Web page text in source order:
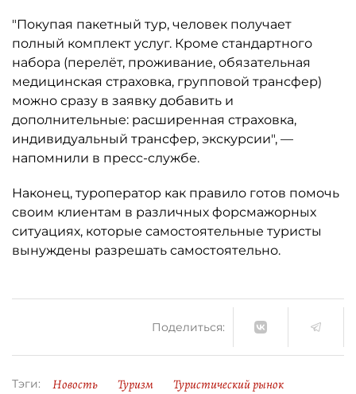
"Покупая пакетный тур, человек получает
полный комплект услуг. Кроме стандартного
набора (перелёт, проживание, обязательная
медицинская страховка, групповой трансфер)
можно сразу в заявку добавить и
дополнительные: расширенная страховка,
индивидуальный трансфер, экскурсии", —
напомнили в пресс-службе.
Наконец, туроператор как правило готов помочь
своим клиентам в различных форсмажорных
ситуациях, которые самостоятельные туристы
вынуждены разрешать самостоятельно.
Поделиться:
Тэги: Новость Туризм
Туристический рынок